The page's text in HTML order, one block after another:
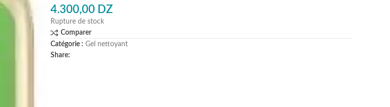
4.300,00 DZ
Rupture de stock
Comparer
Catégorie : Gel nettoyant
Share: